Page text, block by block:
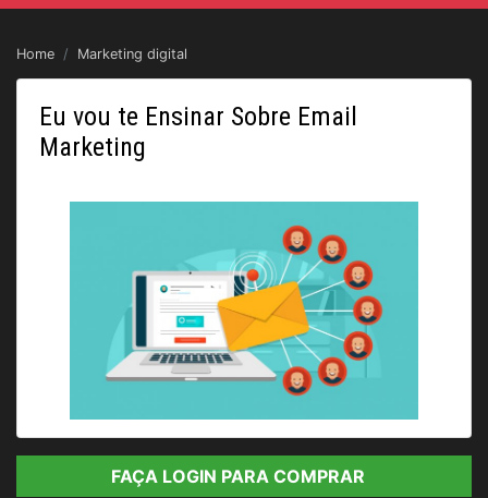
Home Marketing digital
Eu vou te Ensinar Sobre Email
Marketing
I
t
FAÇA LOGIN PARA COMPRAR